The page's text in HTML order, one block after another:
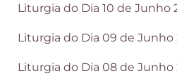
Liturgia do Dia 10 de Junho
Liturgia do Dia 09 de Junho
Liturgia do Dia 08 de Junho